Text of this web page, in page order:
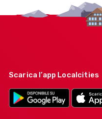
Scarica l’app Localcities